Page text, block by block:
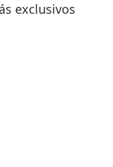
exclusivos